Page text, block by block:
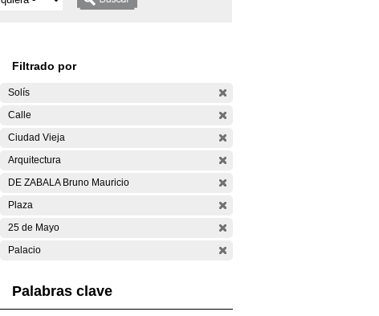
Filtrado por
Solís
Calle
Ciudad Vieja
Arquitectura
DE ZABALA Bruno Mauricio
Plaza
25 de Mayo
Palacio
Palabras clave